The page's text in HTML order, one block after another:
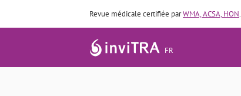
Revue médicale certifiée parWMA, ACSA, HON.
FR